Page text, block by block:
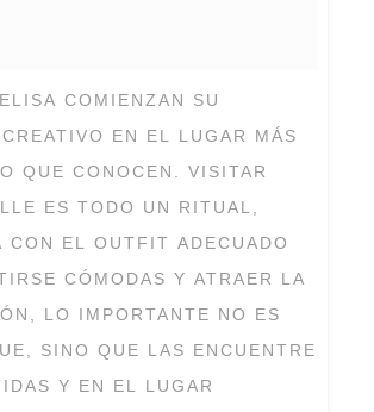
COMIENZAN SU
EN EL LUGAR MÁS
QUE CONOCEN. VISITAR
ES TODO UN RITUAL,
CON EL OUTFIT ADECUADO
CÓMODAS Y ATRAER LA
LO IMPORTANTE NO ES
SINO QUE LAS ENCUENTRE
Y EN EL LUGAR